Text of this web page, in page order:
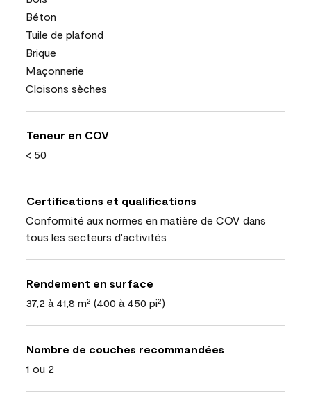
Béton
Tuile de plafond
Brique
Maçonnerie
Cloisons sèches
Teneur en COV
< 50
Certifications et qualifications
Conformité aux normes en matière de COV dans
tous les secteurs d'activités
Rendement en surface
37,2 à 41,8 m² (400 à 450 pi²)
Nombre de couches recommandées
1 ou 2